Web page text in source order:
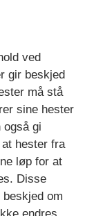
ved
gir beskjed
må stå
sine hester
også gi
hester fra
løp for at
Disse
om